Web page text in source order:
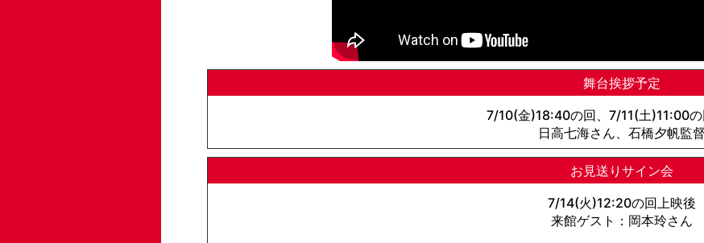
舞台挨拶予定
7/10(金)18:40の回、7/11(土)11:00の
日高七海さん、石橋夕帆監督
お見送りサイン会
7/14(火)12:20の回上映後
来館ゲスト：岡本玲さん